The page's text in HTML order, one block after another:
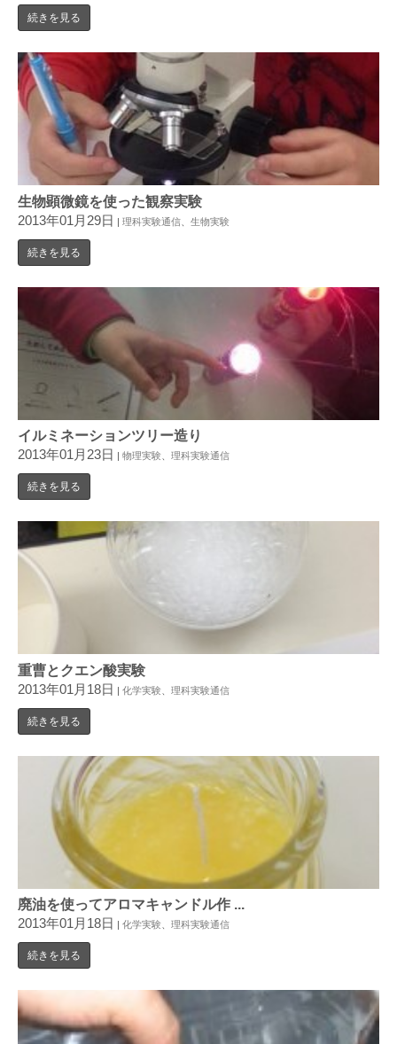
続きを見る
生物顕微鏡を使った観察実験
2013年01月29日 | 理科実験通信 生物実験
続きを見る
イルミネーションツリー造り
2013年01月23日 | 物理実験 理科実験通信
続きを見る
重曹とクエン酸実験
2013年01月18日 | 化学実験 理科実験通信
続きを見る
廃油を使ってアロマキャンドル作 ...
2013年01月18日
化学実験 理科実験通信
続きを見る